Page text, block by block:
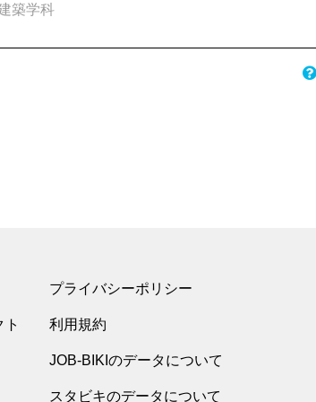
築学科
プライバシーポリシー
利用規約
JOB-BIKIのデータについて
スタビキのデータについて